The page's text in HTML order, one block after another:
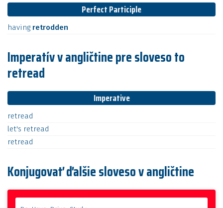
Perfect Participle
having retrodden
Imperatív v angličtine pre sloveso to
retread
Imperative
retread
let's retread
retread
Konjugovať ďalšie sloveso v angličtine